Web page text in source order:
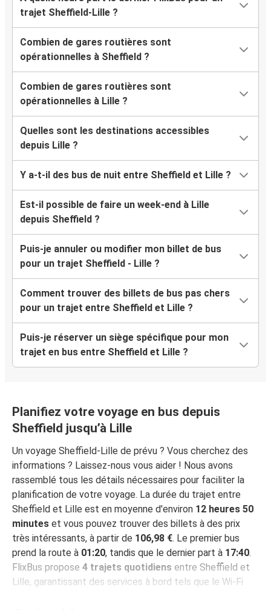
trajet Sheffield-Lille ?
Combien de gares routières sont
opérationnelles à Sheffield ?
Combien de gares routières sont
opérationnelles à Lille ?
Quelles sont les destinations accessibles
depuis Lille ?
Y a-t-il des bus de nuit entre Sheffield et Lille ?
Est-il possible de faire un week-end à Lille
depuis Sheffield ?
Puis-je annuler ou modifier mon billet de bus
pour un trajet Sheffield - Lille ?
Comment trouver des billets de bus pas chers
pour un trajet entre Sheffield et Lille ?
Puis-je réserver un siège spécifique pour mon
trajet en bus entre Sheffield et Lille ?
Planifiez votre voyage en bus depuis
Sheffield jusqu’à Lille
Un voyage Sheffield-Lille de prévu ? Vous cherchez des
informations ? Laissez-nous vous aider ! Nous avons
rassemblé tous les détails nécessaires pour faciliter la
planification de votre voyage. La durée du trajet entre
Sheffield et Lille est en moyenne d'environ 12 heures 50
minutes et vous pouvez trouver des billets à des prix
très intéressants, à partir de 106,98 €. Le premier bus
prend la route à 01:20, tandis que le dernier part à 17:40.
FlixBus propose 4 trajets quotidiens entre Sheffield et
Lille, garantissant des services à bord tels que le Wi-Fi